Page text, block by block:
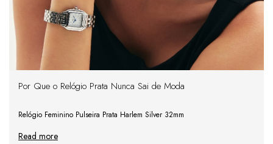
Por Que o Relógio Prata Nunca Sai de Moda
Relógio Feminino Pulseira Prata Harlem Silver 32mm
Read more